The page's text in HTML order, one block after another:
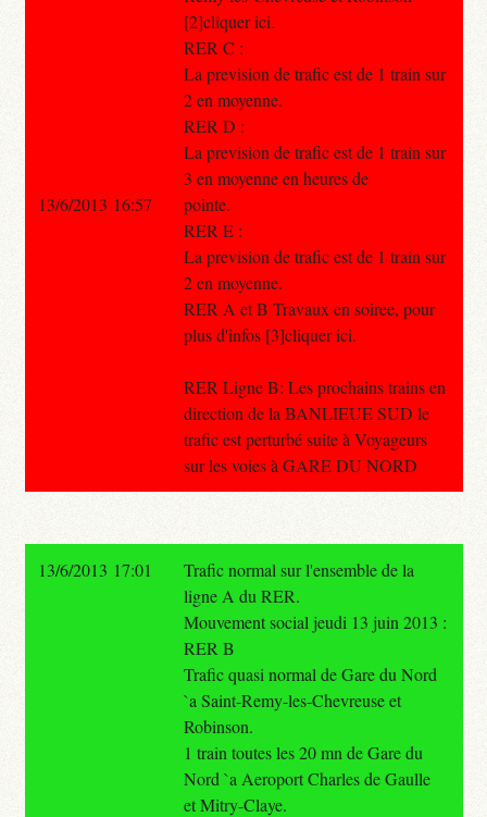
[2]cliquer ici.
RER C :
La prevision de trafic est de 1 train sur
2 en moyenne.
RER D :
La prevision de trafic est de 1 train sur
3 en moyenne en heures de
pointe.
RER E :
La prevision de trafic est de 1 train sur
2 en moyenne.
RER A et B Travaux en soiree, pour
plus d'infos [3]cliquer ici.
RER Ligne B: Les prochains trains en
direction de la BANLIEUE SUD le
trafic est perturbé suite à Voyageurs
sur les voies à GARE DU NORD
13/6/2013 16:57
13/6/2013 17:01
Trafic normal sur l'ensemble de la
ligne A du RER.
Mouvement social jeudi 13 juin 2013 :
RER B
Trafic quasi normal de Gare du Nord
`a Saint-Remy-les-Chevreuse et
Robinson.
1 train toutes les 20 mn de Gare du
Nord `a Aeroport Charles de Gaulle
et Mitry-Claye.